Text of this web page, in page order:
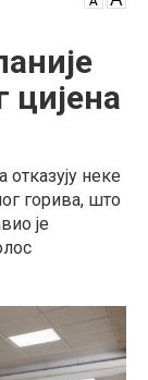
цијена
неке
горива, што
је